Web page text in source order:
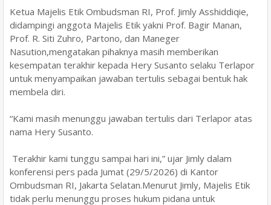
Ketua Majelis Etik Ombudsman RI, Prof. Jimly Asshiddiqie,
didampingi anggota Majelis Etik yakni Prof. Bagir Manan,
Prof. R. Siti Zuhro, Partono, dan Maneger
Nasution,mengatakan pihaknya masih memberikan
kesempatan terakhir kepada Hery Susanto selaku Terlapor
untuk menyampaikan jawaban tertulis sebagai bentuk hak
membela diri.
“Kami masih menunggu jawaban tertulis dari Terlapor atas
nama Hery Susanto.
Terakhir kami tunggu sampai hari ini,” ujar Jimly dalam
konferensi pers pada Jumat (29/5/2026) di Kantor
Ombudsman RI, Jakarta Selatan.Menurut Jimly, Majelis Etik
tidak perlu menunggu proses hukum pidana untuk